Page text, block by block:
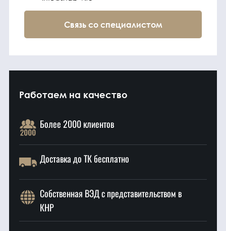
Связь со специалистом
Работаем на качество
Более 2000 клиентов
Доставка до ТК бесплатно
Собственная ВЭД с представительством в
КНР